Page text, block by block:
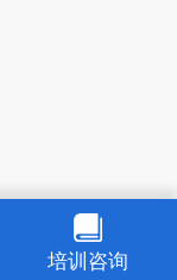
培训咨询